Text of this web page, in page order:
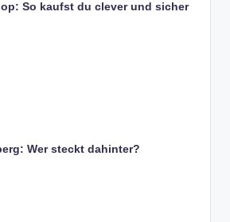
So kaufst du clever und sicher
Wer steckt dahinter?